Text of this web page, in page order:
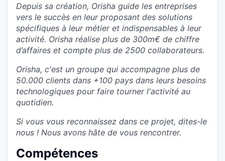
Depuis sa création, Orisha guide les entreprises
vers le succès en leur proposant des solutions
spécifiques à leur métier et indispensables à leur
activité. Orisha réalise plus de 300m€ de chiffre
d’affaires et compte plus de 2500 collaborateurs.
Orisha, c'est un groupe qui accompagne plus de
50.000 clients dans +100 pays dans leurs besoins
technologiques pour faire tourner l'activité au
quotidien.
Si vous vous reconnaissez dans ce projet, dites-le
nous ! Nous avons hâte de vous rencontrer.
Compétences